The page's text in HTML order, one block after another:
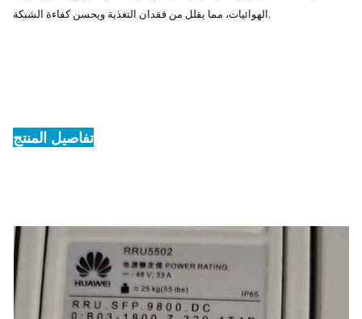
الهوائيات، مما يقلل من فقدان التغذية ويحسن كفاءة الشبكة.
تفاصيل المنتج